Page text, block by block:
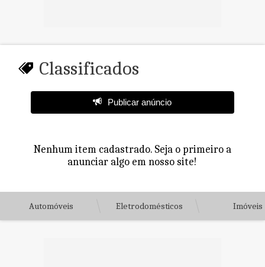
Classificados
Publicar anúncio
Nenhum item cadastrado. Seja o primeiro a
anunciar algo em nosso site!
Automóveis Eletrodomésticos Imóveis